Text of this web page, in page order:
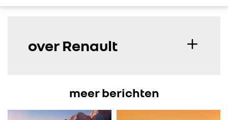
FOTO’S & VIDEO’S
CONTACT
over Renault
meer berichten